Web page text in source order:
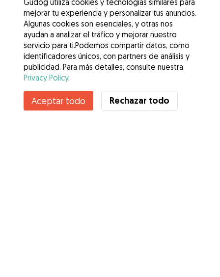
Gudog utiliza cookies y tecnologías similares para
mejorar tu experiencia y personalizar tus anuncios.
Algunas cookies son esenciales, y otras nos
ayudan a analizar el tráfico y mejorar nuestro
servicio para ti.Podemos compartir datos, como
identificadores únicos, con partners de análisis y
publicidad. Para más detalles, consulte nuestra
Privacy Policy.
Aceptar todo Rechazar todo